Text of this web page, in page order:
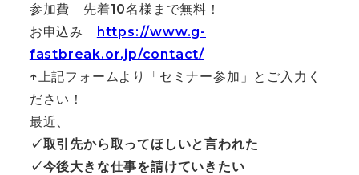
参加費 先着10名様まで無料！
お申込み https://www.g-
fastbreak.or.jp/contact/
↑上記フォームより「セミナー参加」とご入力く
ださい！
最近、
✓取引先から取ってほしいと言われた
✓今後大きな仕事を請けていきたい